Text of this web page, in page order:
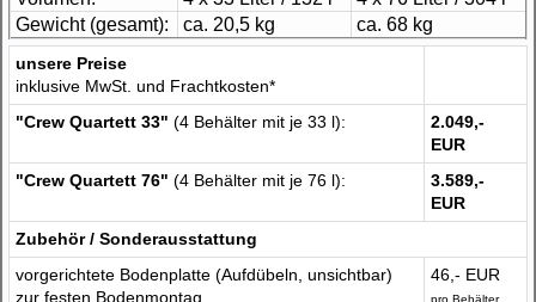
Gewicht (gesamt):
ca. 20,5 kg ca. 68 kg
unsere Preise
inklusive MwSt. und Frachtkosten*
"Crew Quartett 33" (4 Behälter mit je 33 l):
2.049,-
EUR
"Crew Quartett 76" (4 Behälter mit je 76 l):
3.589,-
EUR
Zubehör / Sonderausstattung
vorgerichtete Bodenplatte (Aufdübeln, unsichtbar)
zur festen Bodenmontag
46,- EUR
pro Behälter